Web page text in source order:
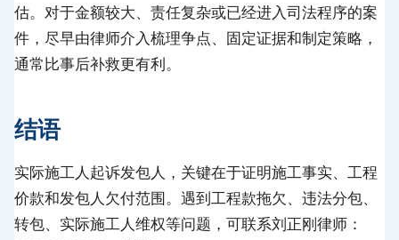
估。对于金额较大、责任复杂或已经进入司法程序的案
件，尽早由律师介入梳理争点、固定证据和制定策略，
通常比事后补救更有利。
结语
实际施工人起诉发包人，关键在于证明施工事实、工程
价款和发包人欠付范围。遇到工程款拖欠、违法分包、
转包、实际施工人维权等问题，可联系刘正刚律师：